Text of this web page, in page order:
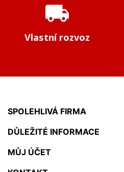
local_shipping
Vlastní rozvoz
SPOLEHLIVÁ FIRMA
DŮLEŽITÉ INFORMACE
MŮJ ÚČET